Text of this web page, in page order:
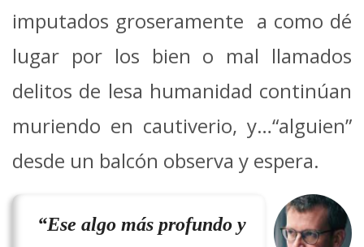
imputados groseramente a como dé
lugar por los bien o mal llamados
delitos de lesa humanidad continúan
muriendo en cautiverio, y…“alguien”
desde un balcón observa y espera.
“Ese algo más profundo y